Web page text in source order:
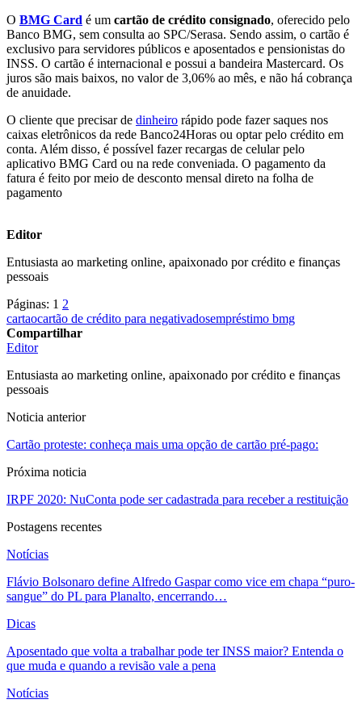
O BMG Card é um cartão de crédito consignado, oferecido pelo
Banco BMG, sem consulta ao SPC/Serasa. Sendo assim, o cartão é
exclusivo para servidores públicos e aposentados e pensionistas do
INSS. O cartão é internacional e possui a bandeira Mastercard. Os
juros são mais baixos, no valor de 3,06% ao mês, e não há cobrança
de anuidade.
O cliente que precisar de dinheiro rápido pode fazer saques nos
caixas eletrônicos da rede Banco24Horas ou optar pelo crédito em
conta. Além disso, é possível fazer recargas de celular pelo
aplicativo BMG Card ou na rede conveniada. O pagamento da
fatura é feito por meio de desconto mensal direto na folha de
pagamento
Editor
Entusiasta ao marketing online, apaixonado por crédito e finanças
pessoais
Páginas: 1 2
cartaocartão de crédito para negativadosempréstimo bmg
Compartilhar
Editor
Entusiasta ao marketing online, apaixonado por crédito e finanças
pessoais
Noticia anterior
Cartão proteste: conheça mais uma opção de cartão pré-pago:
Próxima noticia
IRPF 2020: NuConta pode ser cadastrada para receber a restituição
Postagens recentes
Notícias
Flávio Bolsonaro define Alfredo Gaspar como vice em chapa “puro-
sangue” do PL para Planalto, encerrando…
Dicas
Aposentado que volta a trabalhar pode ter INSS maior? Entenda o
que muda e quando a revisão vale a pena
Notícias